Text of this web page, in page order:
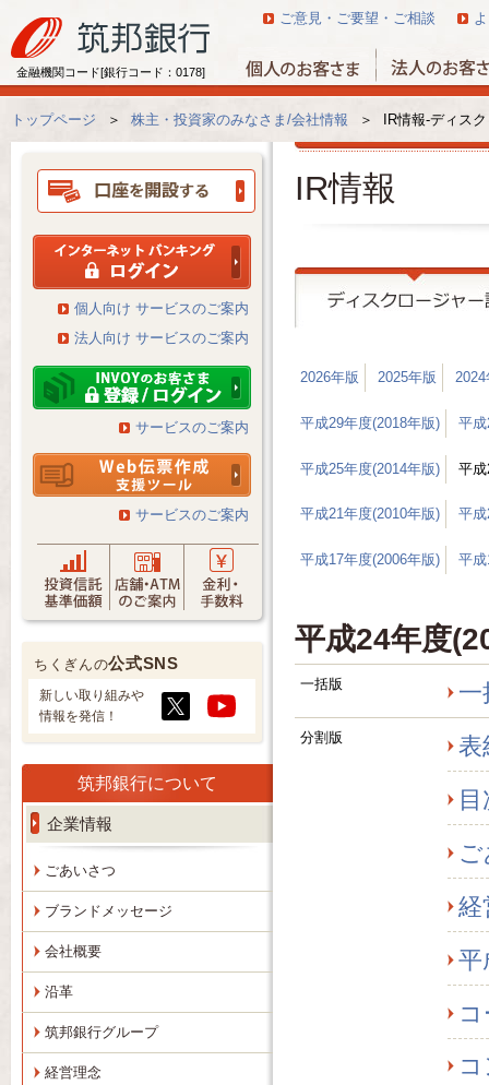
金融機関コード[銀行コード：0178]
ご意見・ご要望・ご相談
トップページ ＞ 株主・投資家のみなさま/会社情報 ＞ IR情報-ディス
個人向け サービスのご案内
法人向け サービスのご案内
サービスのご案内
サービスのご案内
ちくぎんの公式SNS
新しい取り組みや
情報を発信！
筑邦銀行について
企業情報
ごあいさつ
ブランドメッセージ
会社概要
沿革
筑邦銀行グループ
経営理念
IR情報
2026年版 2025年版
平成29年度(2018年版) 平
平成25年度(2014年版) 平
平成21年度(2010年版) 平
平成17年度(2006年版) 平
平成24年度
一括版
分割版
表
経
平